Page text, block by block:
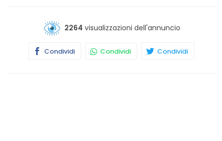
Secondi piatti
Grigliata mista di pesce
Gamberoni al cognac o alla griglia
2264 visualizzazioni dell'annuncio
Condividi Condividi Condividi